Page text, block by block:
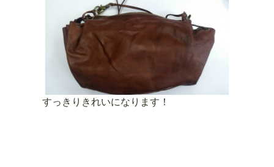
すっきりきれいになります！